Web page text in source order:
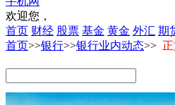
欢迎您，
首页 财经 股票 基金 黄金 外汇 期
首页>>银行>>银行业内动态>>